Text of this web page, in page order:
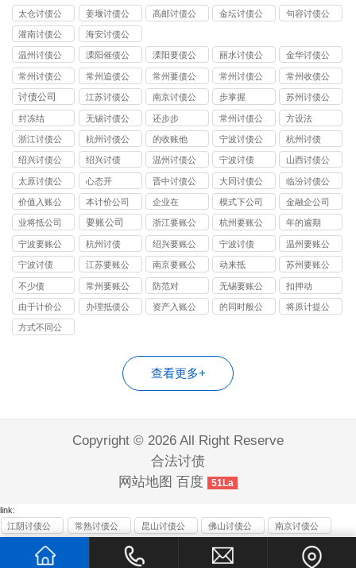
司
司
司
司
司
太仓讨债公
司
姜堰讨债公
司
高邮讨债公
金坛讨债公
句容讨债公
灌南讨债公
司
海安讨债公
司
温州讨债公
司
溧阳催债公
司
溧阳要债公
司
丽水讨债公
司
金华讨债公
司
常州讨债公
司
常州追债公
司
常州要债公
司
常州讨债公
司
常州收债公
司
讨债公司
江苏讨债公
司
南京讨债公
司
步掌握
苏州讨债公
司
封冻结
无锡讨债公
司
还步步
常州讨债公
司
方设法
浙江讨债公
司
杭州讨债公
司
的收账他
宁波讨债公
司
杭州讨债
绍兴讨债公
司
绍兴讨债
温州讨债公
司
宁波讨债
山西讨债公
司
太原讨债公
司
心态开
晋中讨债公
司
大同讨债公
司
临汾讨债公
司
价值入账公
司
本计价公司 企业在 模式下公司 金融企公司
业将抵公司 要账公司
浙江要账公
司
杭州要账公
司
年的逾期
宁波要账公
司
杭州讨债
绍兴要账公
司
宁波讨债
温州要账公
司
宁波讨债
江苏要账公
司
南京要账公
司
动来抵
苏州要账公
司
不少债
常州要账公
司
防范对
无锡要账公
司
扣押动
由于计价公
司
办理抵债公
资产入账公
的同时般公
将原计提公
方式不同公
查看更多+
Copyright © 2026 All Right Reserve
合法讨债
网站地图 百度 51La
link:
江阴讨债公
常熟讨债公
昆山讨债公
佛山讨债公
南京讨债公